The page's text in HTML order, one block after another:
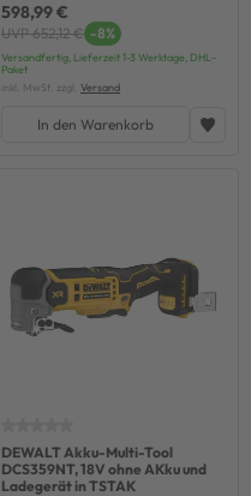
598,99 €
UVP 652,12 € -8%
Versandfertig, Lieferzeit 1-3 Werktage, DHL-
Paket
inkl. MwSt. zzgl. Versand
In den Warenkorb
DEWALT Akku-Multi-Tool
DCS359NT, 18V ohne AKku und
Ladegerät in TSTAK